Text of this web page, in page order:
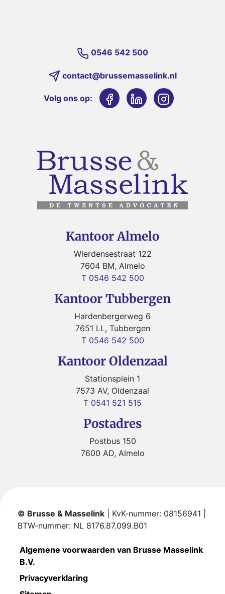
0546 542 500
contact@brussemasselink.nl
Volg ons op:
Kantoor Almelo
Wierdensestraat 122
7604 BM, Almelo
T 0546 542 500
Kantoor Tubbergen
Hardenbergerweg 6
7651 LL, Tubbergen
T 0546 542 500
Kantoor Oldenzaal
Stationsplein 1
7573 AV, Oldenzaal
T 0541 521 515
Postadres
Postbus 150
7600 AD, Almelo
© Brusse & Masselink | KvK-nummer: 08156941 |
BTW-nummer: NL 8176.87.099.B01
Algemene voorwaarden van Brusse Masselink
B.V.
Privacyverklaring